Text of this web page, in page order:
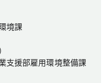
境課
支援部雇用環境整備課